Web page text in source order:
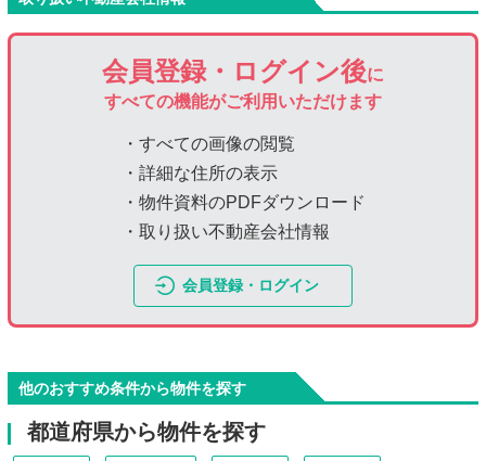
会員登録・ログイン後に
すべての機能がご利用いただけます
・すべての画像の閲覧
・詳細な住所の表示
・物件資料のPDFダウンロード
・取り扱い不動産会社情報
会員登録・ログイン
他のおすすめ条件から物件を探す
都道府県から物件を探す